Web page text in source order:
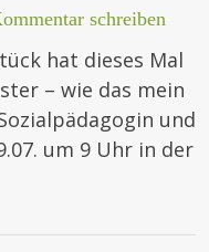
schreiben
hat dieses Mal
– wie das mein
und
um 9 Uhr in der